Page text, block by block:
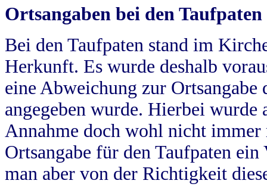
Ortsangaben bei den Taufpaten
Bei den Taufpaten stand im
Herkunft. Es wurde deshalb
eine Abweichung zur
angegeben wurde. Hierbei wurde
Annahme doch wohl nicht
Ortsangabe für den Taufpaten
man aber von der Richtigkeit